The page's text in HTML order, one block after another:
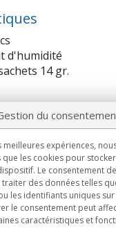
d'humidité
14 gr.
du
meilleures expériences,
les cookies pour
Le consentement
des données telles
les identifiants uniques
le consentement peut
caractéristiques et